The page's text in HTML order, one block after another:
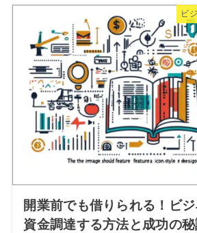
ビ
開業前でも借りられる！ビ
資金調達する方法と成功の